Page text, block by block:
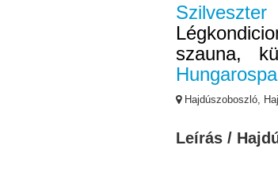
Szilveszter
szauna,
Hungarospa
Hajdúszoboszló,
Leírás /